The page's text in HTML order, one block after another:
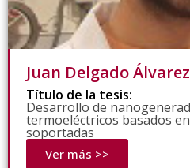
Juan Delgado Álvarez
Título de la tesis:
Desarrollo de
termoeléctricos basados
soportadas
Ver más >>